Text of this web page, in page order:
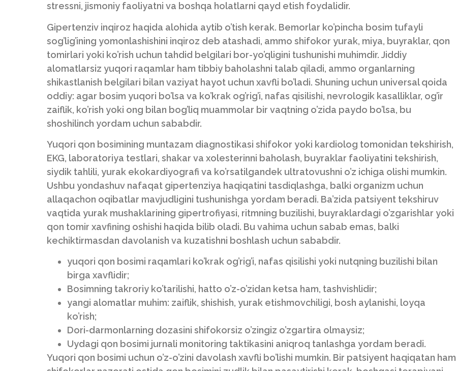
stressni, jismoniy faoliyatni va boshqa holatlarni qayd etish foydalidir.
Gipertenziv inqiroz haqida alohida aytib o’tish kerak. Bemorlar ko’pincha bosim tufayli
sog’lig’ining yomonlashishini inqiroz deb atashadi, ammo shifokor yurak, miya, buyraklar, qon
tomirlari yoki ko’rish uchun tahdid belgilari bor-yo’qligini tushunishi muhimdir. Jiddiy
alomatlarsiz yuqori raqamlar ham tibbiy baholashni talab qiladi, ammo organlarning
shikastlanish belgilari bilan vaziyat hayot uchun xavfli bo’ladi. Shuning uchun universal qoida
oddiy: agar bosim yuqori bo’lsa va ko’krak og’rig’i, nafas qisilishi, nevrologik kasalliklar, og’ir
zaiflik, ko’rish yoki ong bilan bog’liq muammolar bir vaqtning o’zida paydo bo’lsa, bu
shoshilinch yordam uchun sababdir.
Yuqori qon bosimining muntazam diagnostikasi shifokor yoki kardiolog tomonidan tekshirish,
EKG, laboratoriya testlari, shakar va xolesterinni baholash, buyraklar faoliyatini tekshirish,
siydik tahlili, yurak ekokardiyografi va ko’rsatilgandek ultratovushni o’z ichiga olishi mumkin.
Ushbu yondashuv nafaqat gipertenziya haqiqatini tasdiqlashga, balki organizm uchun
allaqachon oqibatlar mavjudligini tushunishga yordam beradi. Ba’zida patsiyent tekshiruv
vaqtida yurak mushaklarining gipertrofiyasi, ritmning buzilishi, buyraklardagi o’zgarishlar yoki
qon tomir xavfining oshishi haqida bilib oladi. Bu vahima uchun sabab emas, balki
kechiktirmasdan davolanish va kuzatishni boshlash uchun sababdir.
yuqori qon bosimi raqamlari ko’krak og’rig’i, nafas qisilishi yoki nutqning buzilishi bilan
birga xavflidir;
Bosimning takroriy ko’tarilishi, hatto o’z-o’zidan ketsa ham, tashvishlidir;
yangi alomatlar muhim: zaiflik, shishish, yurak etishmovchiligi, bosh aylanishi, loyqa
ko’rish;
Dori-darmonlarning dozasini shifokorsiz o’zingiz o’zgartira olmaysiz;
Uydagi qon bosimi jurnali monitoring taktikasini aniqroq tanlashga yordam beradi.
Yuqori qon bosimi uchun o’z-o’zini davolash xavfli bo’lishi mumkin. Bir patsiyent haqiqatan ham